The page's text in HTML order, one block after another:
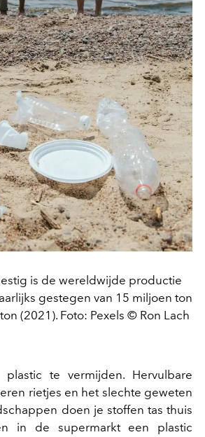
is de wereldwijde productie
gestegen van 15 miljoen ton
(2021). Foto: Pexels © Ron Lach
te vermijden. Hervulbare
rietjes en het slechte geweten
doen je stoffen tas thuis
in de supermarkt een plastic